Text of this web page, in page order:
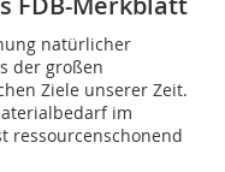
natürlicher
der großen
Ziele unserer Zeit.
im
ressourcenschonend